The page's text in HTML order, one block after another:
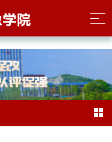
- 官方中文网站